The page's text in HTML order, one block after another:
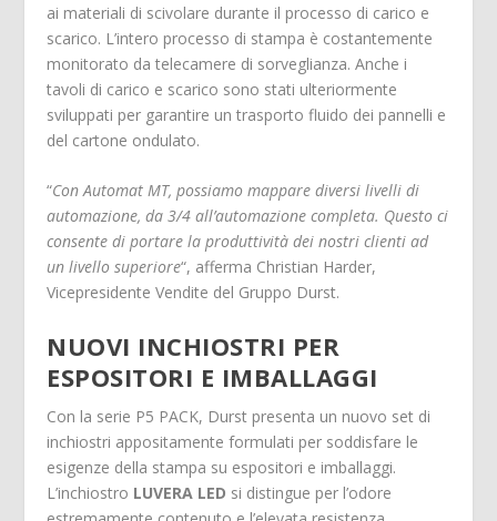
ai materiali di scivolare durante il processo di carico e
scarico. L’intero processo di stampa è costantemente
monitorato da telecamere di sorveglianza. Anche i
tavoli di carico e scarico sono stati ulteriormente
sviluppati per garantire un trasporto fluido dei pannelli e
del cartone ondulato.
“Con Automat MT, possiamo mappare diversi livelli di
automazione, da 3/4 all’automazione completa. Questo ci
consente di portare la produttività dei nostri clienti ad
un livello superiore“, afferma Christian Harder,
Vicepresidente Vendite del Gruppo Durst.
NUOVI INCHIOSTRI PER
ESPOSITORI E IMBALLAGGI
Con la serie P5 PACK, Durst presenta un nuovo set di
inchiostri appositamente formulati per soddisfare le
esigenze della stampa su espositori e imballaggi.
L’inchiostro LUVERA LED si distingue per l’odore